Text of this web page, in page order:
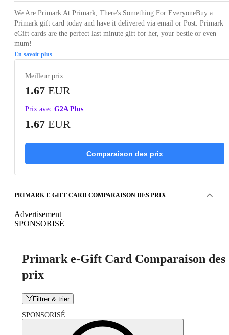
We Are Primark At Primark, There's Something For EveryoneBuy a
Primark gift card today and have it delivered via email or Post. Primark
eGift cards are the perfect last minute gift for her, your bestie or even
mum!
En savoir plus
Meilleur prix
1.67 EUR
Prix avec G2A Plus
1.67 EUR
Comparaison des prix
PRIMARK E-GIFT CARD COMPARAISON DES PRIX
Advertisement
SPONSORISÉ
Primark e-Gift Card Comparaison des
prix
Filtrer & trier
SPONSORISÉ